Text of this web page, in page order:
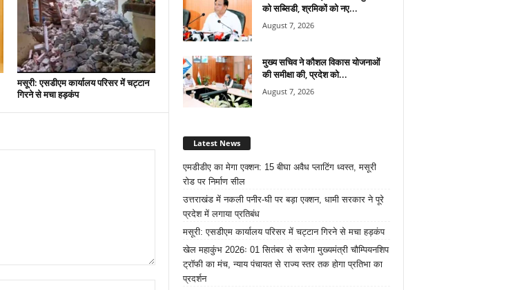
मसूरी: एसडीएम कार्यालय परिसर में चट्टान
गिरने से मचा हड़कंप
को सब्सिडी, श्रमिकों को नए...
August 7, 2026
मुख्य सचिव ने कौशल विकास योजनाओं
की समीक्षा की, प्रदेश को...
August 7, 2026
Latest News
एमडीडीए का मेगा एक्शन: 15 बीघा अवैध प्लाटिंग ध्वस्त, मसूरी
रोड पर निर्माण सील
उत्तराखंड में नकली पनीर-घी पर बड़ा एक्शन, धामी सरकार ने पूरे
प्रदेश में लगाया प्रतिबंध
मसूरी: एसडीएम कार्यालय परिसर में चट्टान गिरने से मचा हड़कंप
खेल महाकुंभ 2026ः 01 सितंबर से सजेगा मुख्यमंत्री चौम्पियनशिप
ट्रॉफी का मंच, न्याय पंचायत से राज्य स्तर तक होगा प्रतिभा का
प्रदर्शन